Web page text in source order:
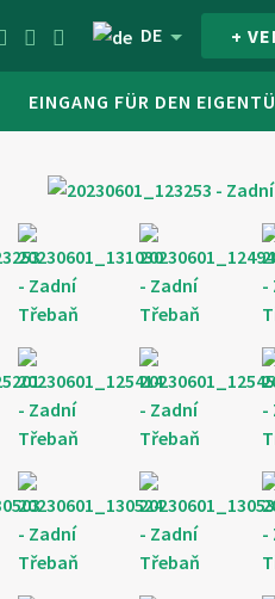
DE +
EINGANG FÜR DEN